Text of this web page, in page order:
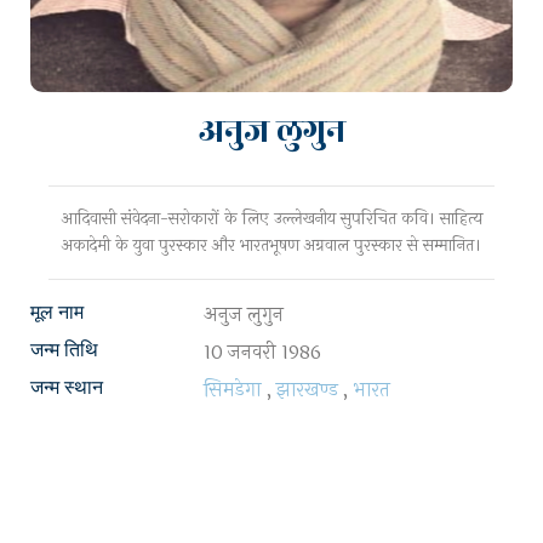
अनुज लुगुन
आदिवासी संवेदना-सरोकारों के लिए उल्लेखनीय सुपरिचित कवि। साहित्य
अकादेमी के युवा पुरस्कार और भारतभूषण अग्रवाल पुरस्कार से सम्मानित।
मूल नाम अनुज लुगुन
जन्म तिथि 10 जनवरी 1986
जन्म स्थान सिमडेगा ,झारखण्ड , भारत